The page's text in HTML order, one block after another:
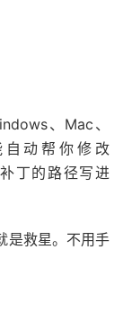
、Mac、
动帮你修改
丁的路径写进
是救星。不用手